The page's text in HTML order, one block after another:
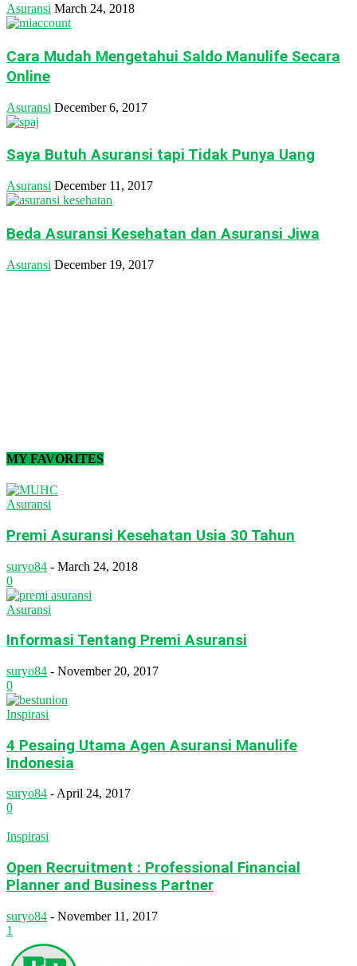
Asuransi March 24, 2018
Cara Mudah Mengetahui Saldo Manulife Secara
Online
Asuransi December 6, 2017
Saya Butuh Asuransi tapi Tidak Punya Uang
Asuransi December 11, 2017
Beda Asuransi Kesehatan dan Asuransi Jiwa
Asuransi December 19, 2017
MY FAVORITES
Asuransi
Premi Asuransi Kesehatan Usia 30 Tahun
suryo84 - March 24, 2018
0
Asuransi
Informasi Tentang Premi Asuransi
suryo84 - November 20, 2017
0
Inspirasi
4 Pesaing Utama Agen Asuransi Manulife
Indonesia
suryo84 -April 24, 2017
0
Inspirasi
Open Recruitment : Professional Financial
Planner and Business Partner
suryo84 - November 11, 2017
1